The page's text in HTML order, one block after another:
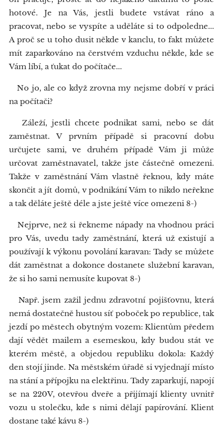
hotové. Je na Vás, jestli budete vstávat ráno a
pracovat, nebo se vyspíte a uděláte si to odpoledne...
A proč se u toho dusit někde v kanclu, to fakt můžete
mít zaparkováno na čerstvém vzduchu někde, kde se
Vám líbí, a ťukat do počítače...
No jo, ale co když zrovna my nejsme dobří v práci
na počítači?
Záleží, jestli chcete podnikat sami, nebo se dát
zaměstnat. V prvním případě si pracovní dobu
určujete sami, ve druhém případě Vám ji může
určovat zaměstnavatel, takže jste částečně omezeni.
Takže v zaměstnání Vám vlastně řeknou, kdy máte
skončit a jít domů, v podnikání Vám to nikdo neřekne
a tak děláte ještě déle a jste ještě více omezeni 8-)
Nejprve, než si řekneme nápady na vhodnou práci
pro Vás, uvedu tady zaměstnání, která už existují a
používají k výkonu povolání karavan: Tady se můžete
dát zaměstnat a dokonce dostanete služební karavan,
že si ho sami nemusíte kupovat 8-)
Např. jsem zažil jednu zdravotní pojišťovnu, která
nemá dostatečně hustou síť poboček po republice, tak
jezdí po městech obytným vozem: Klientům předem
dají vědět mailem a esemeskou, kdy budou stát ve
kterém městě, a objedou republiku dokola: Každý
den stojí jinde. Na městském úřadě si vyjednají místo
na stání a přípojku na elektřinu. Tady zaparkují, napojí
se na 220V, otevřou dveře a přijímají klienty uvnitř
vozu u stolečku, kde s nimi dělají papírování. Klient
dostane také kávu 8-)